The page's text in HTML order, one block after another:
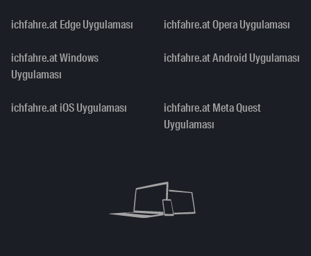
ichfahre.at Edge Uygulaması ichfahre.at Opera Uygulaması
ichfahre.at Windows
Uygulaması
ichfahre.at Android Uygulaması
ichfahre.at iOS Uygulaması
ichfahre.at Meta Quest
Uygulaması